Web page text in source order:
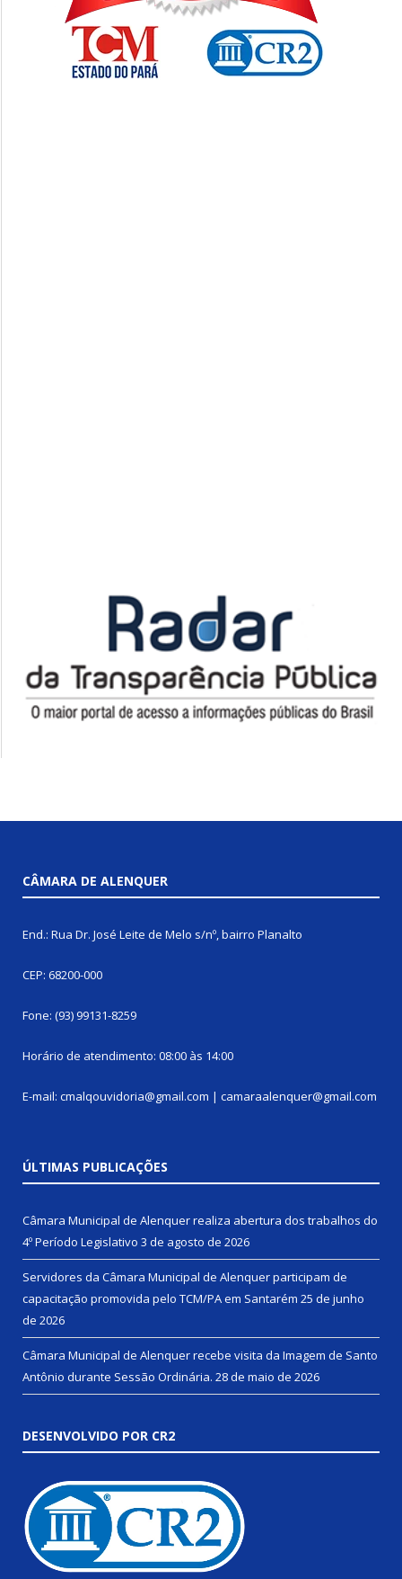
CÂMARA DE ALENQUER
End.: Rua Dr. José Leite de Melo s/nº, bairro Planalto
CEP: 68200-000
Fone: (93) 99131-8259
Horário de atendimento: 08:00 às 14:00
E-mail: cmalqouvidoria@gmail.com | camaraalenquer@gmail.com
ÚLTIMAS PUBLICAÇÕES
Câmara Municipal de Alenquer realiza abertura dos trabalhos do
4º Período Legislativo 3 de agosto de 2026
Servidores da Câmara Municipal de Alenquer participam de
capacitação promovida pelo TCM/PA em Santarém 25 de junho
de 2026
Câmara Municipal de Alenquer recebe visita da Imagem de Santo
Antônio durante Sessão Ordinária. 28 de maio de 2026
DESENVOLVIDO POR CR2